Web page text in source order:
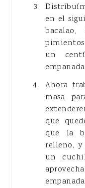
en el
bacalao,
un
empanada.
Ahora
masa
que
que la
relleno,
un
empanada.